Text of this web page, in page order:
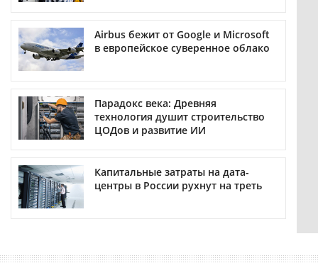
Airbus бежит от Google и Microsoft
в европейское суверенное облако
Парадокс века: Древняя
технология душит строительство
ЦОДов и развитие ИИ
Капитальные затраты на дата-
центры в России рухнут на треть